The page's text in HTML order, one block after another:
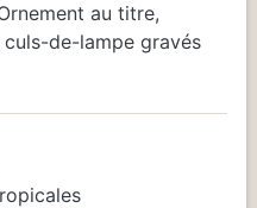
au titre,
culs-de-lampe gravés